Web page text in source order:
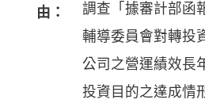
由：
調查「據審計部函
輔導委員會對轉投
公司之營運績效長
投資目的之達成情